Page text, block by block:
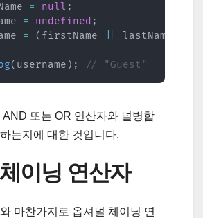
= null ;
= undefined ;
= ( firstName lastName
( username ) ; // "Guest"
AND 또는 OR 연산자와 널병합
는지에 대한 것입니다.
이닝 연산자
마찬가지로 옵셔널 체이닝 연